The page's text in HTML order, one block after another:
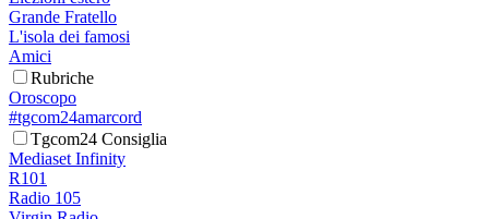
Grande Fratello
L'isola dei famosi
Amici
Rubriche
Oroscopo
#tgcom24amarcord
Tgcom24 Consiglia
Mediaset Infinity
R101
Radio 105